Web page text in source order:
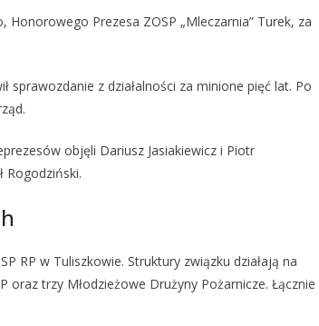
Prezesa ZOSP „Mleczarnia” Turek, za
sprawozdanie z działalności za minione pięć lat. Po
objęli Dariusz Jasiakiewicz i Piotr
Rogodziński.
RP w Tuliszkowie. Struktury związku działają na
trzy Młodzieżowe Drużyny Pożarnicze. Łącznie